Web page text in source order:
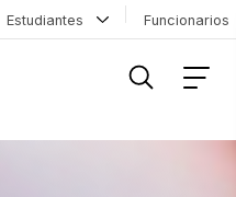
Estudiantes